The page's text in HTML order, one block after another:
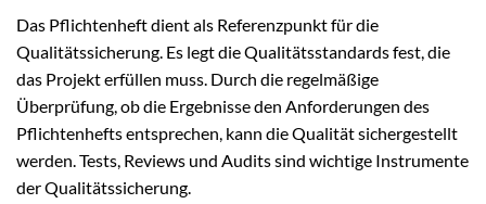
Das Pflichtenheft dient als Referenzpunkt für die
Qualitätssicherung. Es legt die Qualitätsstandards fest, die
das Projekt erfüllen muss. Durch die regelmäßige
Überprüfung, ob die Ergebnisse den Anforderungen des
Pflichtenhefts entsprechen, kann die Qualität sichergestellt
werden. Tests, Reviews und Audits sind wichtige Instrumente
der Qualitätssicherung.